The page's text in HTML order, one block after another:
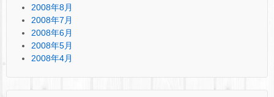
2008年8月
2008年7月
2008年6月
2008年5月
2008年4月